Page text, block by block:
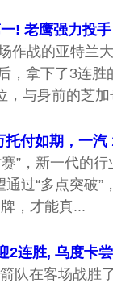
! 老鹰强力投手
作战的亚特兰
，拿下了3连胜
，与身前的芝
托付如期，一汽
”，新一代的
过“多点突破”
，才能真...
2连胜, 乌度卡尝
队在客场战胜